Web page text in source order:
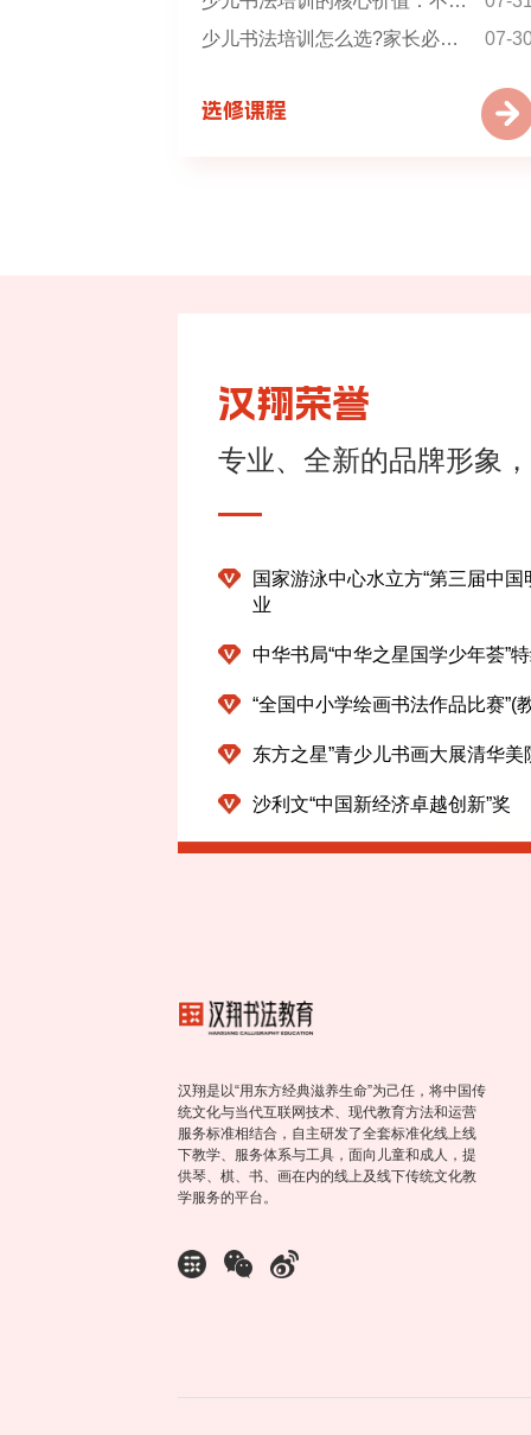
少儿书法培训怎么选?家长必看的科学选择指南
07-
选修课程
汉翔荣誉
专业、全新的品牌形象
国家游泳中心水立方“第三届中
业
中华书局“中华之星国学少年荟”
“全国中小学绘画书法作品比赛”(
东方之星”青少儿书画大展清华
沙利文“中国新经济卓越创新”奖
汉翔是以“用东方经典滋养生命”为己任，将中国传
统文化与当代互联网技术、现代教育方法和运营
服务标准相结合，自主研发了全套标准化线上线
下教学、服务体系与工具，面向儿童和成人，提
供琴、棋、书、画在内的线上及线下传统文化教
学服务的平台。